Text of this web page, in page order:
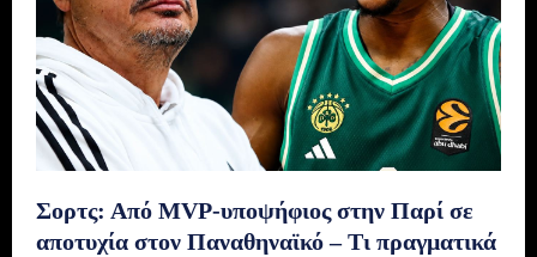
Σορτς: Από MVP-υποψήφιος στην Παρί σε
αποτυχία στον Παναθηναϊκό – Τι πραγματικά